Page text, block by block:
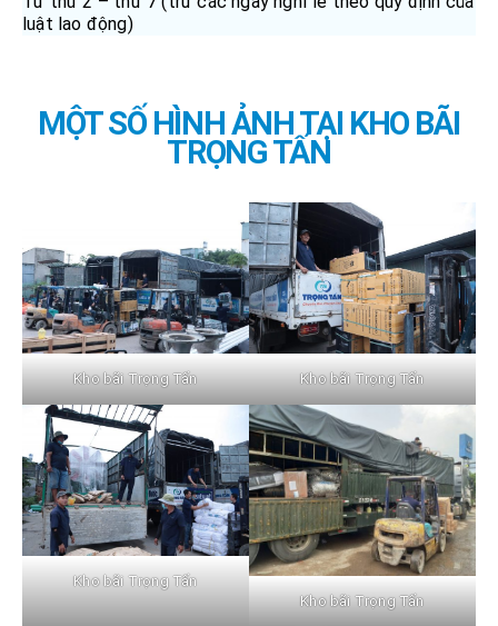
luật lao động)
MỘT SỐ HÌNH ẢNH TẠI KHO BÃI
TRỌNG TẤN
Kho bãi Trọng Tấn Kho bãi Trọng Tấn
Kho bãi Trọng Tấn
Kho bãi Trọng Tấn